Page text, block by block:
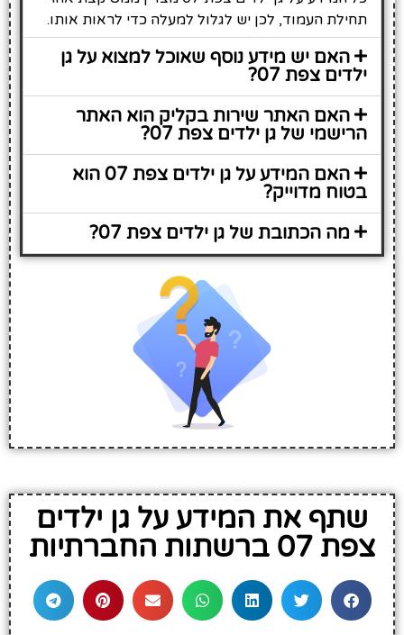
תחילת העמוד, לכן יש לגלול למעלה כדי לראות אותו.
האם יש מידע נוסף שאוכל למצוא על גן
ילדים צפת 07?
האם האתר שירות בקליק הוא האתר
הרישמי של גן ילדים צפת 07?
האם המידע על גן ילדים צפת 07 הוא
בטוח מדוייק?
מה הכתובת של גן ילדים צפת 07?
שתף את המידע על גן ילדים
צפת 07 ברשתות החברתיות